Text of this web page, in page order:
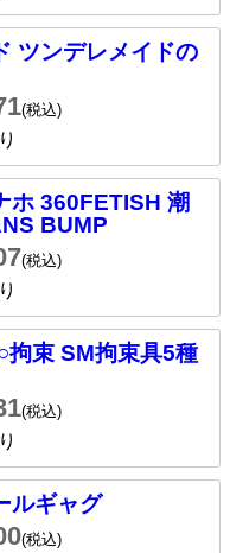
ツンデレメイドの
(税込)
ホ 360FETISH 潮
BUMP
(税込)
束 SM拘束具5種
(税込)
ルギャグ
(税込)